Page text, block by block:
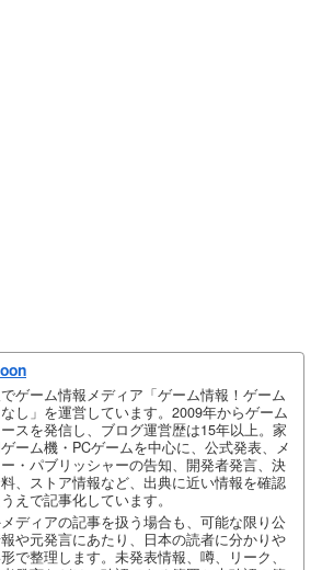
ゲーム情報メディア「ゲーム情報！ゲーム
し」を運営しています。2009年からゲーム
スを発信し、ブログ運営歴は15年以上。家
ーム機・PCゲームを中心に、公式発表、メ
・パブリッシャーの告知、開発者発言、決
、ストア情報など、出典に近い情報を確認
えで記事化しています。
ディアの記事を扱う場合も、可能な限り公
や元発言にあたり、日本の読者に分かりや
で整理します。未発表情報、噂、リーク、